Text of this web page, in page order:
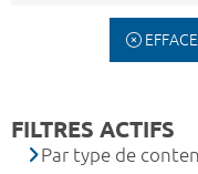
FILTRES ACTIFS
Par type de